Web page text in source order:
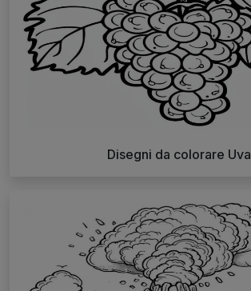
Disegni da colorare Uva